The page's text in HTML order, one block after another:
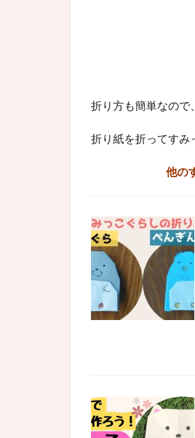
折り方も簡単なので
折り紙を折ってすみ
他の